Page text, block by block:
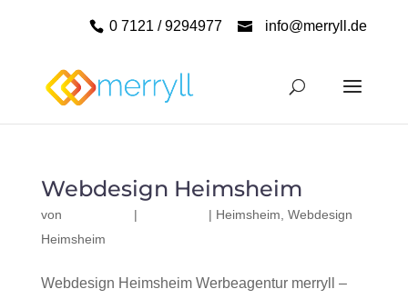
0 7121 / 9294977 info@merryll.de
Webdesign Heimsheim
von | | Heimsheim Webdesign
Heimsheim
Webdesign Heimsheim Werbeagentur merryll –